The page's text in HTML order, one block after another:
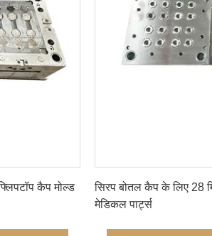
कैप मोल्ड
सिरप बोतल कैप के लिए 28
मेडिकल पार्ट्स